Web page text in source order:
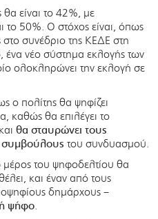
είναι το 42%, με
το 50%. Ο στόχος είναι, όπως
στο συνέδριο της ΚΕΔΕ στη
νέο σύστημα εκλογής των
ολοκληρώνει την εκλογή σε
ο πολίτης θα ψηφίζει
καθώς θα επιλέγει το
θα σταυρώνει τους
συμβούλους του συνδυασμού.
μέρος του ψηφοδελτίου θα
και έναν από τους
δημάρχους –
ψήφο.